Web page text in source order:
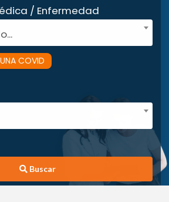
/ Enfermedad
COVID
Buscar